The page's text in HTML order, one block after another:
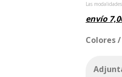
Las
envío
Colores